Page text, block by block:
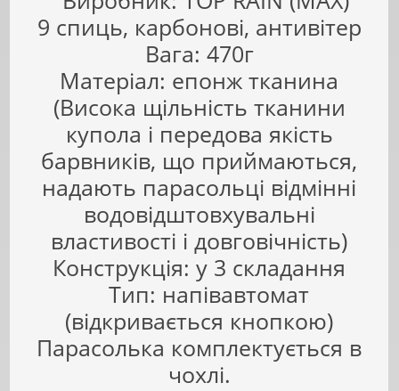
9 спиць, карбонові, антивітер
Вага: 470г
Матеріал: епонж тканина
(Висока щільність тканини
купола і передова якість
барвників, що приймаються,
надають парасольці відмінні
водовідштовхувальні
властивості і довговічність)
Конструкція: у 3 складання
Тип: напівавтомат
(відкривається кнопкою)
Парасолька комплектується в
чохлі.